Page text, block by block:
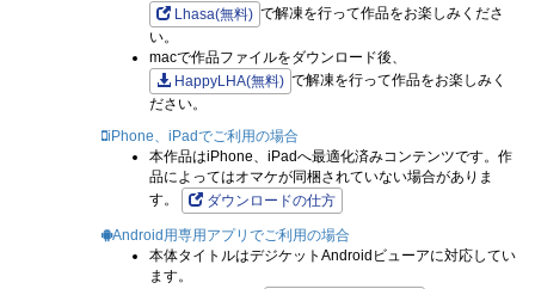
Lhasa(無料) で解凍を行って作品をお楽しみくださ
い。
macで作品ファイルをダウンロード後、
HappyLHA(無料) で解凍を行って作品をお楽しみく
ださい。
iPhone、iPadでご利用の場合
本作品はiPhone、iPadへ最適化済みコンテンツです。作
品によってはオマケが同梱されていない場合がありま
す。
ダウンロードの仕方
Android用専用アプリでご利用の場合
本体タイトルはデジケットAndroidビューアに対応してい
ます。